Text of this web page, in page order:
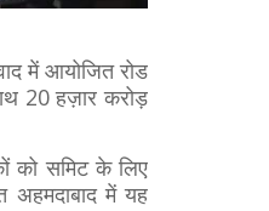
में आयोजित रोड
20 हज़ार करोड़
को समिट के लिए
अहमदाबाद में यह